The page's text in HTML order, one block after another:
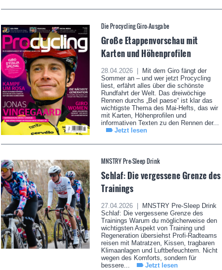
Die Procycling Giro-Ausgabe
Große Etappenvorschau mit
Karten und Höhenprofilen
28.04.2026 |
Mit dem Giro fängt der
Sommer an – und wer jetzt Procycling
liest, erfährt alles über die schönste
Rundfahrt der Welt. Das dreiwöchige
Rennen durchs „Bel paese“ ist klar das
wichtigste Thema des Mai-Hefts, das wir
mit Karten, Höhenprofilen und
informativen Texten zu den Rennen der...
Jetzt lesen
MNSTRY Pre-Sleep Drink
Schlaf: Die vergessene Grenze des
Trainings
27.04.2026 |
MNSTRY Pre-Sleep Drink
Schlaf: Die vergessene Grenze des
Trainings Warum du möglicherweise den
wichtigsten Aspekt von Training und
Regeneration übersiehst Profi-Radteams
reisen mit Matratzen, Kissen, tragbaren
Klimaanlagen und Luftbefeuchtern. Nicht
wegen des Komforts, sondern für
bessere...
Jetzt lesen